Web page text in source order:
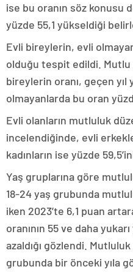
ise bu oranın söz konusu
yüzde 55,1 yükseldiği
Evli bireylerin, evli
olduğu tespit edildi.
bireylerin oranı, geçen yıl
olmayanlarda bu oran
Evli olanların mutluluk
incelendiğinde, evli
kadınların ise yüzde
Yaş gruplarına göre
18-24 yaş grubunda
iken 2023’te 6,1 puan
oranının 55 ve daha
azaldığı gözlendi. Mutluluk
grubunda bir önceki yıla